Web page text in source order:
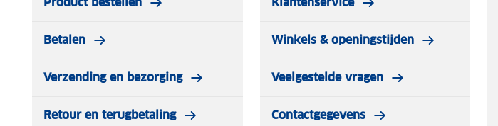
Betalen
Verzending en bezorging
Retour en terugbetaling
Winkels & openingstijden
Veelgestelde vragen
Contactgegevens